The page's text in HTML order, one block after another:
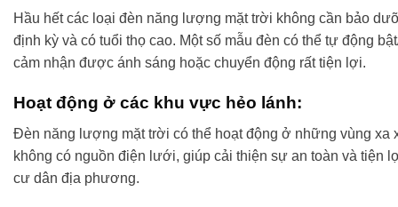
Hầu hết các loại đèn năng lượng mặt trời không cần bảo
định kỳ và có tuổi thọ cao. Một số mẫu đèn có thể tự động
cảm nhận được ánh sáng hoặc chuyển động rất tiện lợi.
Hoạt động ở các khu vực hẻo lánh:
Đèn năng lượng mặt trời có thể hoạt động ở những vùng xa
không có nguồn điện lưới, giúp cải thiện sự an toàn và tiện
cư dân địa phương.